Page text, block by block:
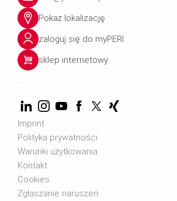
Pokaż lokalizację
zaloguj się do myPERI
sklep internetowy
Imprint
Polityka prywatności
Warunki użytkowania
Kontakt
Cookies
Zgłaszanie naruszeń